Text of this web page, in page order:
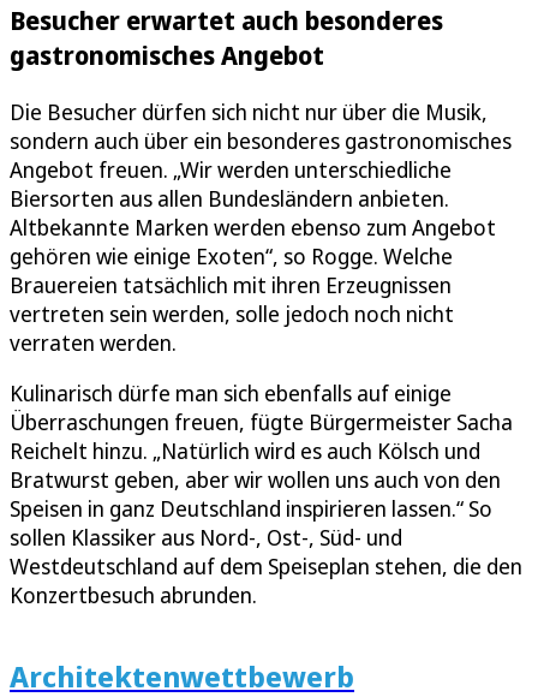
Besucher erwartet auch besonderes
gastronomisches Angebot
Die Besucher dürfen sich nicht nur über die Musik,
sondern auch über ein besonderes gastronomisches
Angebot freuen. „Wir werden unterschiedliche
Biersorten aus allen Bundesländern anbieten.
Altbekannte Marken werden ebenso zum Angebot
gehören wie einige Exoten“, so Rogge. Welche
Brauereien tatsächlich mit ihren Erzeugnissen
vertreten sein werden, solle jedoch noch nicht
verraten werden.
Kulinarisch dürfe man sich ebenfalls auf einige
Überraschungen freuen, fügte Bürgermeister Sacha
Reichelt hinzu. „Natürlich wird es auch Kölsch und
Bratwurst geben, aber wir wollen uns auch von den
Speisen in ganz Deutschland inspirieren lassen.“ So
sollen Klassiker aus Nord-, Ost-, Süd- und
Westdeutschland auf dem Speiseplan stehen, die den
Konzertbesuch abrunden.
Architektenwettbewerb